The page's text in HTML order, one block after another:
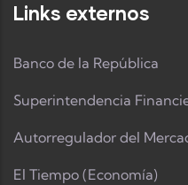
Links externos
Banco de la República
Superintendencia
Autorregulador del
El Tiempo (Economía)